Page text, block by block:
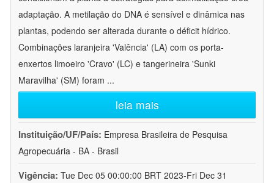
adaptação. A metilação do DNA é sensível e dinâmica nas
plantas, podendo ser alterada durante o déficit hídrico.
Combinações laranjeira 'Valência' (LA) com os porta-
enxertos limoeiro 'Cravo' (LC) e tangerineira 'Sunki
Maravilha' (SM) foram ...
leia mais
Instituição/UF/País: Empresa Brasileira de Pesquisa
Agropecuária - BA - Brasil
Vigência: Tue Dec 05 00:00:00 BRT 2023-Fri Dec 31